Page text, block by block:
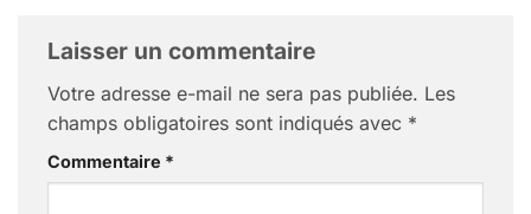
Laisser un commentaire
Votre adresse e-mail ne sera pas publiée. Les
champs obligatoires sont indiqués avec *
Commentaire *